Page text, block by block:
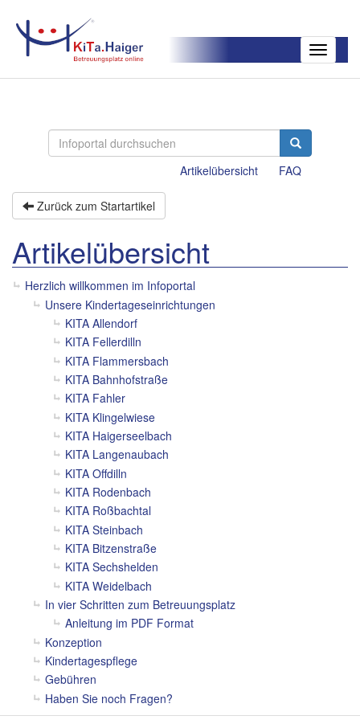
Toggle
FAQ
Artikelübersicht
Zurück zum Startartikel
Artikelübersicht
Herzlich willkommen im Infoportal
Unsere Kindertageseinrichtungen
KITA Allendorf
KITA Fellerdilln
KITA Flammersbach
KITA Bahnhofstraße
KITA Fahler
KITA Klingelwiese
KITA Haigerseelbach
KITA Langenaubach
KITA Offdilln
KITA Rodenbach
KITA Roßbachtal
KITA Steinbach
KITA Bitzenstraße
KITA Sechshelden
KITA Weidelbach
In vier Schritten zum Betreuungsplatz
Anleitung im PDF Format
Konzeption
Kindertagespflege
Gebühren
Haben Sie noch Fragen?